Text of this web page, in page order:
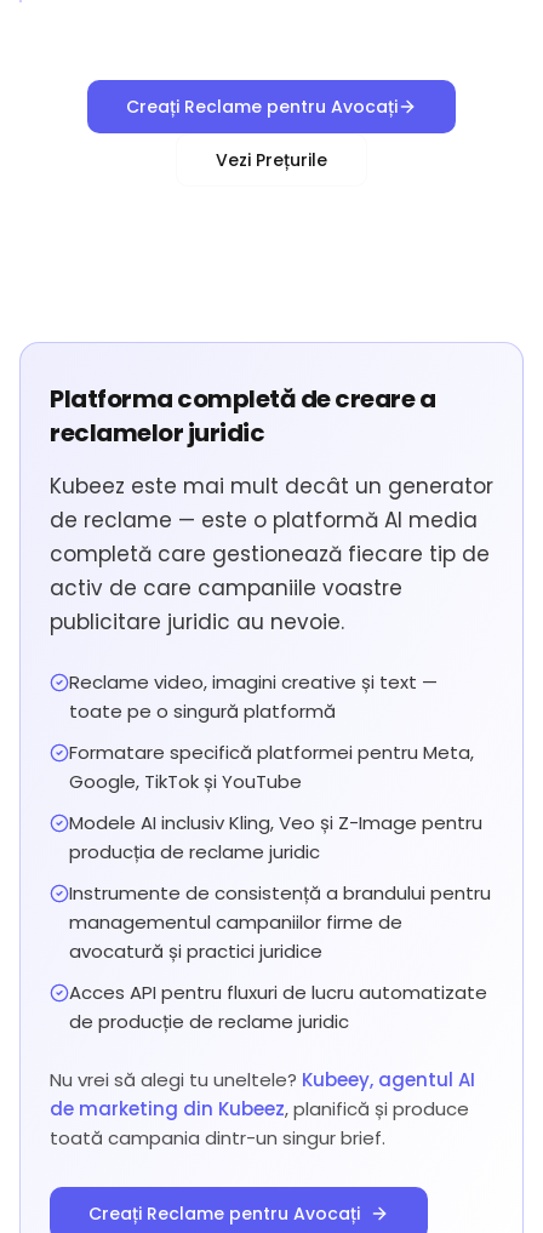
Creați Reclame pentru Avocați
Vezi Prețurile
Platforma completă de creare a
reclamelor juridic
Kubeez este mai mult decât un generator
de reclame — este o platformă AI media
completă care gestionează fiecare tip de
activ de care campaniile voastre
publicitare juridic au nevoie.
Reclame video, imagini creative și text —
toate pe o singură platformă
Formatare specifică platformei pentru Meta,
Google, TikTok și YouTube
Modele AI inclusiv Kling, Veo și Z-Image pentru
producția de reclame juridic
Instrumente de consistență a brandului pentru
managementul campaniilor firme de
avocatură și practici juridice
Acces API pentru fluxuri de lucru automatizate
de producție de reclame juridic
Nu vrei să alegi tu uneltele? Kubeey, agentul AI
de marketing din Kubeez, planifică și produce
toată campania dintr-un singur brief.
Creați Reclame pentru Avocați